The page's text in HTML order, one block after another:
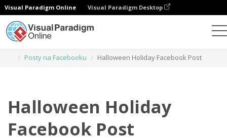
Visual Paradigm Online Visual Paradigm Desktop
Posty na Facebooku
Halloween Holiday Facebook Post
Halloween Holiday
Facebook Post